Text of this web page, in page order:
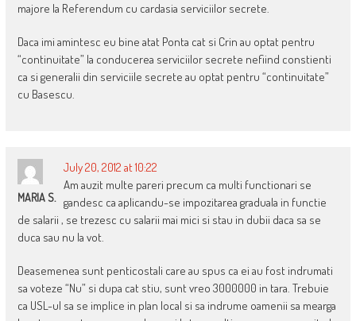
majore la Referendum cu cardasia serviciilor secrete.
Daca imi amintesc eu bine atat Ponta cat si Crin au optat pentru
“continuitate” la conducerea serviciilor secrete nefiind constienti
ca si generalii din serviciile secrete au optat pentru “continuitate”
cu Basescu.
MARIA S.
July 20, 2012 at 10:22
Am auzit multe pareri precum ca multi functionari se
gandesc ca aplicandu-se impozitarea graduala in functie
de salarii , se trezesc cu salarii mai mici si stau in dubii daca sa se
duca sau nu la vot.
Deasemenea sunt penticostali care au spus ca ei au fost indrumati
sa voteze “Nu” si dupa cat stiu, sunt vreo 3000000 in tara. Trebuie
ca USL-ul sa se implice in plan local si sa indrume oamenii sa mearga